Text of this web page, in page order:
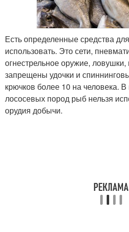
Есть определенные средства
использовать. Это сети,
огнестрельное оружие,
запрещены удочки и
крючков более 10 на человека.
лососевых пород рыб нельзя
орудия добычи.